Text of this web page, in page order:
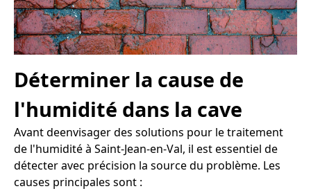
Déterminer la cause de
l'humidité dans la cave
Avant deenvisager des solutions pour le traitement
de l'humidité à Saint-Jean-en-Val, il est essentiel de
détecter avec précision la source du problème. Les
causes principales sont :